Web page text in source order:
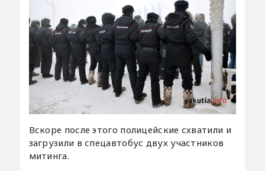
Вскоре после этого полицейские схватили и
загрузили в спецавтобус двух участников
митинга.